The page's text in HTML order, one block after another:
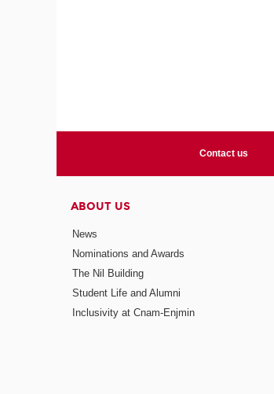
Contact us
ABOUT US
News
Nominations and Awards
The Nil Building
Student Life and Alumni
Inclusivity at Cnam-Enjmin